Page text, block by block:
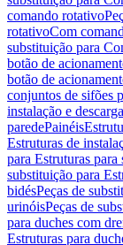
comando rotativo
rotativoCom
substituição para
botão de
botão de
conjuntos de sifões
instalação e descarga
paredePainéis
Estruturas de
para Estruturas para
substituição para
bidésPeças de
urinóisPeças de
para duches com
Estruturas para